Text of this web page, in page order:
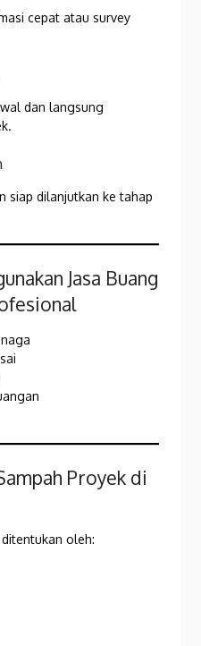
cepat atau survey
dan langsung
siap dilanjutkan ke tahap
Jasa Buang
Proyek di
oleh: